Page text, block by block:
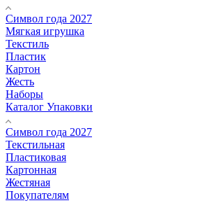
Символ года 2027
Мягкая игрушка
Текстиль
Пластик
Картон
Жесть
Наборы
Каталог Упаковки
Символ года 2027
Текстильная
Пластиковая
Картонная
Жестяная
Покупателям